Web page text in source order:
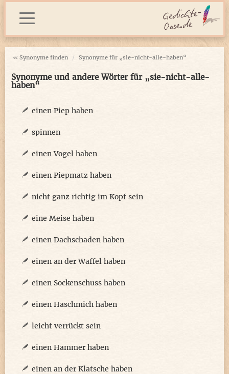
« Synonyme finden Synonyme für „sie-nicht-alle-haben“
Synonyme und andere Wörter für „sie-nicht-alle-
haben“
einen Piep haben
spinnen
einen Vogel haben
einen Piepmatz haben
nicht ganz richtig im Kopf sein
eine Meise haben
einen Dachschaden haben
einen an der Waffel haben
einen Sockenschuss haben
einen Haschmich haben
leicht verrückt sein
einen Hammer haben
einen an der Klatsche haben